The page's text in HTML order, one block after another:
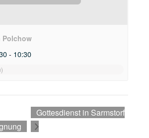
Polchow
- 10:30
Gottesdienst in Sarmstorf